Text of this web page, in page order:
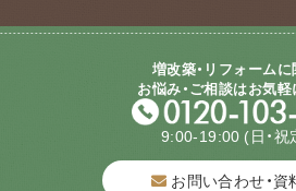
増改築・リフォーム
お悩み・ご相談はお気
9:00-19:00 (日・
お問い合わせ・資